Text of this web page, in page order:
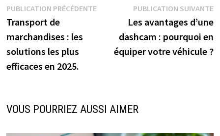
Navigation
de
l’article
PUBLICATION PRÉCÉDENTEPublication
précédente :
Transport de
marchandises : les
solutions les plus
efficaces en 2025.
PUBLICATION SUIVANTE
Les avantages d’une
dashcam : pourquoi en
équiper votre véhicule ?
VOUS POURRIEZ AUSSI AIMER